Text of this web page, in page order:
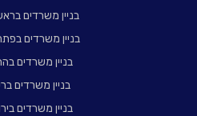
בניין משרדים
בניין משרדים
בניין משרדים
בניין משרדים
בניין משרדים